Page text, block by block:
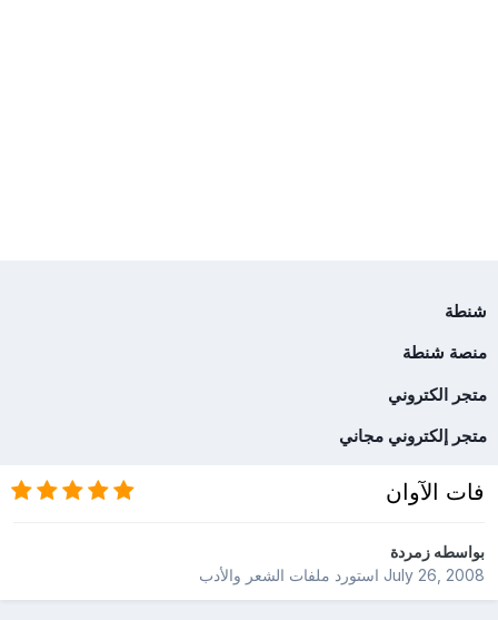
شنطة
منصة شنطة
متجر الكتروني
متجر إلكتروني مجاني
فات الآوان
بواسطهزمردة
July 26, 2008استورد ملفات الشعر والأدب